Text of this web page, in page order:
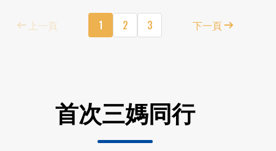
上一頁 1 2 3 下一頁
首次三媽同行